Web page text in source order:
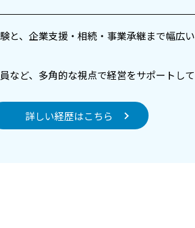
と、企業支援・相続・事業承継まで幅広
など、多角的な視点で経営をサポートして
詳しい経歴はこちら